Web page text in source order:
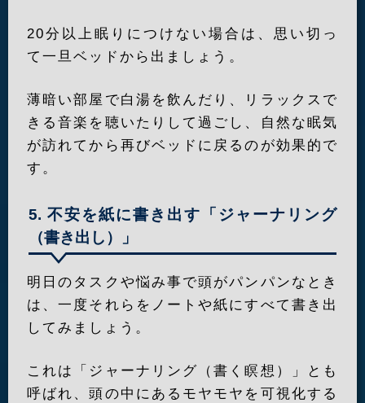
20分以上眠りにつけない場合は、思い切っ
て一旦ベッドから出ましょう。
薄暗い部屋で白湯を飲んだり、リラックスで
きる音楽を聴いたりして過ごし、自然な眠気
が訪れてから再びベッドに戻るのが効果的で
す。
5. 不安を紙に書き出す「ジャーナリング
（書き出し）」
明日のタスクや悩み事で頭がパンパンなとき
は、一度それらをノートや紙にすべて書き出
してみましょう。
これは「ジャーナリング（書く瞑想）」とも
呼ばれ、頭の中にあるモヤモヤを可視化する